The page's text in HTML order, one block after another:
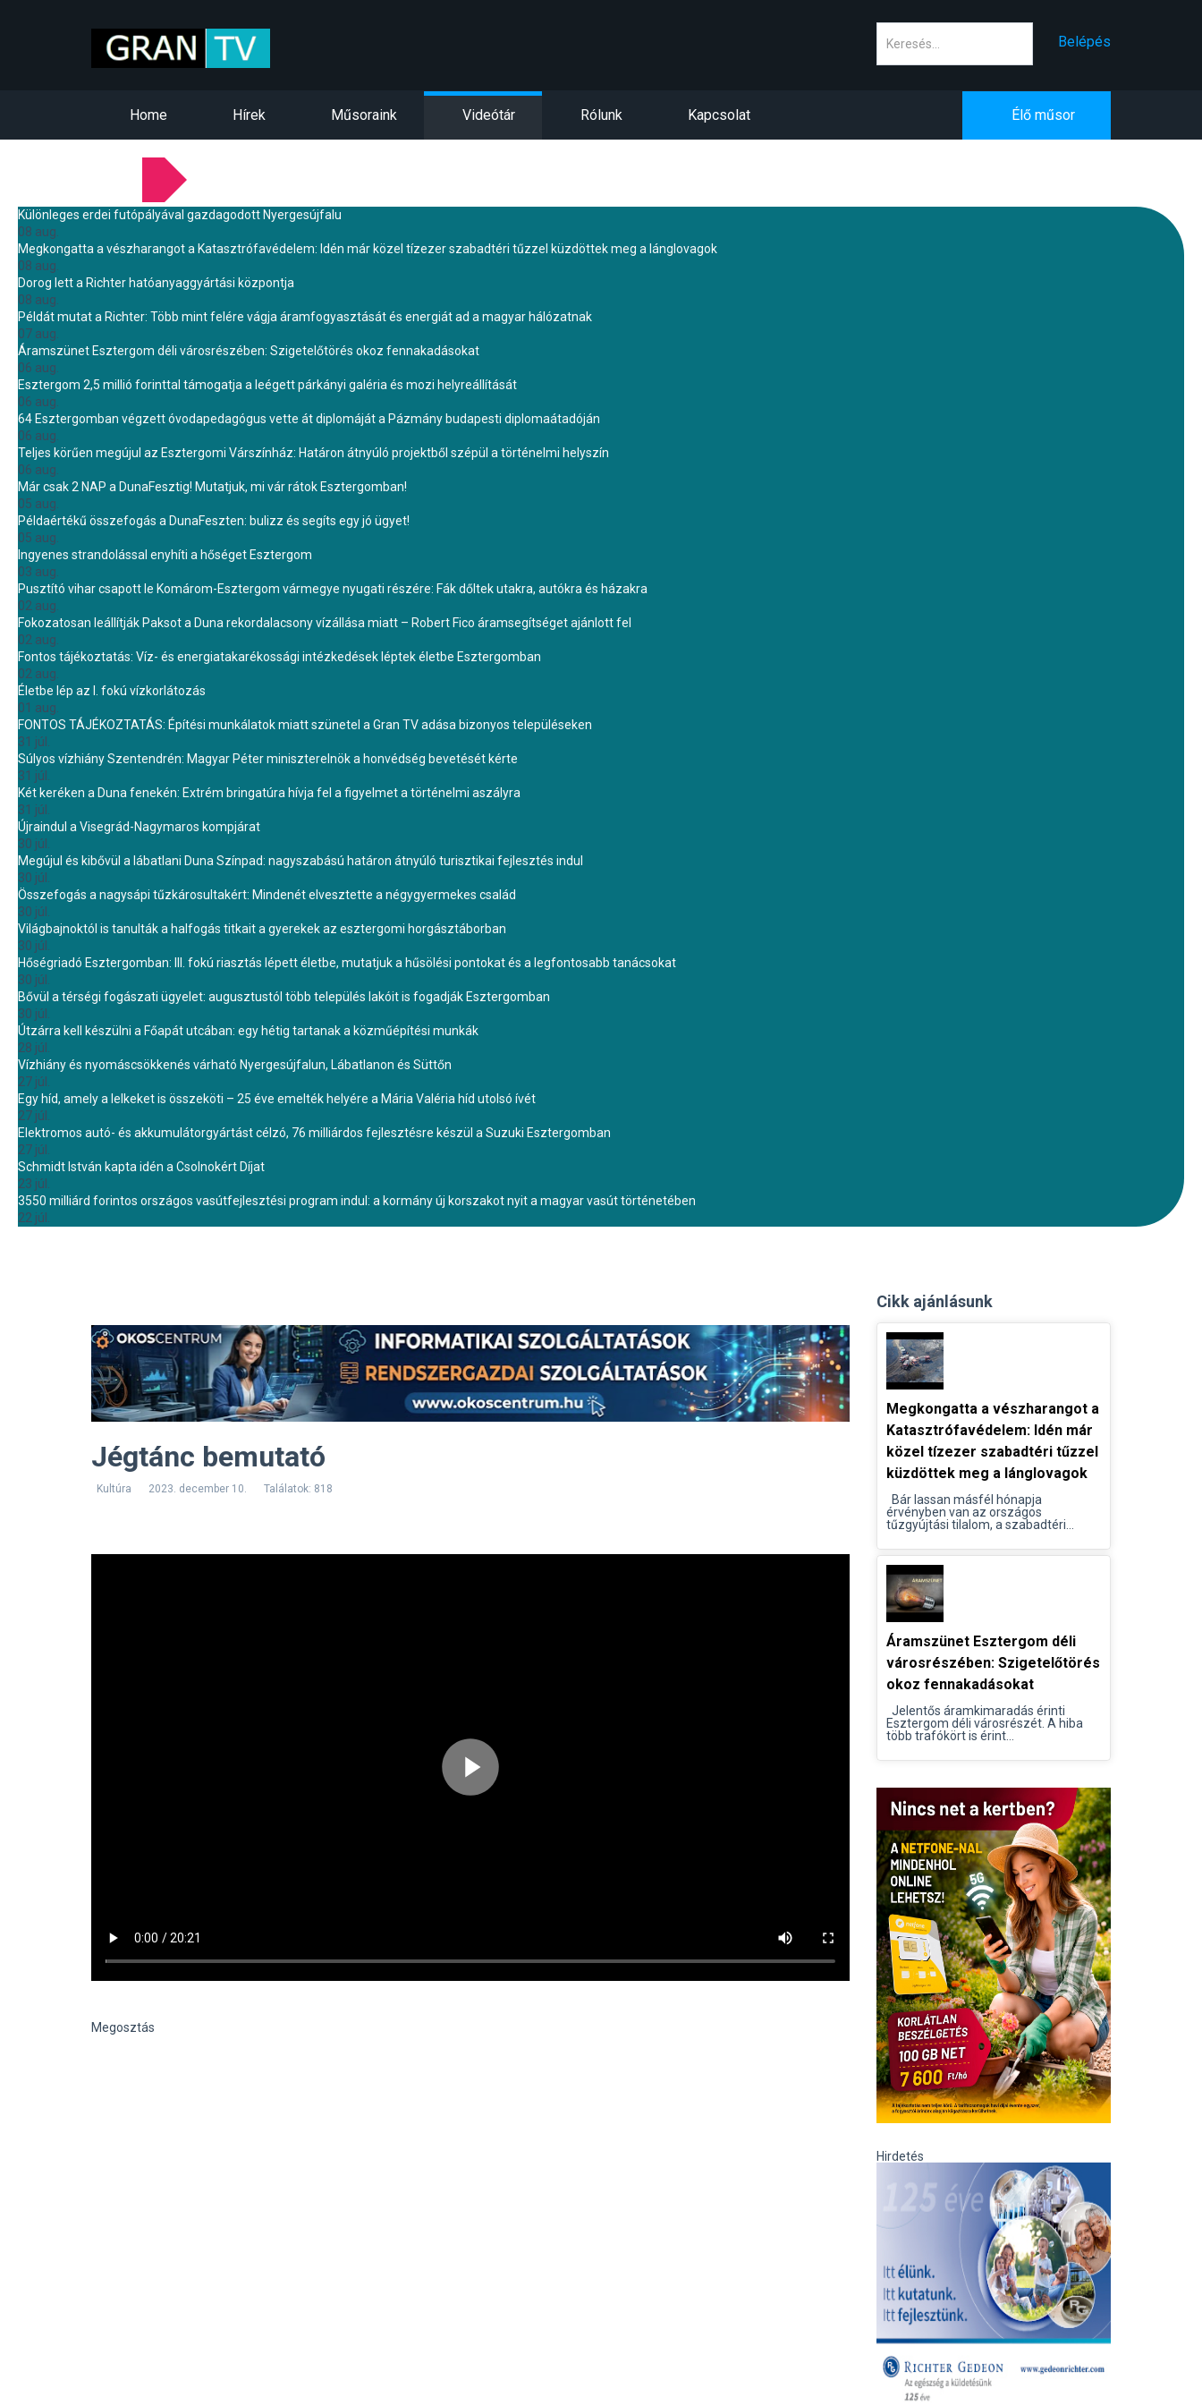
Belépés
Home Hírek Műsoraink Videótár Rólunk Kapcsolat Élő műsor
Különleges erdei futópályával gazdagodott Nyergesújfalu
08 aug.
Megkongatta a vészharangot a Katasztrófavédelem: Idén már közel tízezer szabadtéri tűzzel küzdöttek meg a lánglovagok
08 aug.
Dorog lett a Richter hatóanyaggyártási központja
08 aug.
Példát mutat a Richter: Több mint felére vágja áramfogyasztását és energiát ad a magyar hálózatnak
07 aug.
Áramszünet Esztergom déli városrészében: Szigetelőtörés okoz fennakadásokat
06 aug.
Esztergom 2,5 millió forinttal támogatja a leégett párkányi galéria és mozi helyreállítását
06 aug.
64 Esztergomban végzett óvodapedagógus vette át diplomáját a Pázmány budapesti diplomaátadóján
06 aug.
Teljes körűen megújul az Esztergomi Várszínház: Határon átnyúló projektből szépül a történelmi helyszín
06 aug.
Már csak 2 NAP a DunaFesztig! Mutatjuk, mi vár rátok Esztergomban!
05 aug.
Példaértékű összefogás a DunaFeszten: bulizz és segíts egy jó ügyet!
05 aug.
Ingyenes strandolással enyhíti a hőséget Esztergom
03 aug.
Pusztító vihar csapott le Komárom-Esztergom vármegye nyugati részére: Fák dőltek utakra, autókra és házakra
02 aug.
Fokozatosan leállítják Paksot a Duna rekordalacsony vízállása miatt – Robert Fico áramsegítséget ajánlott fel
02 aug.
Fontos tájékoztatás: Víz- és energiatakarékossági intézkedések léptek életbe Esztergomban
02 aug.
Életbe lép az I. fokú vízkorlátozás
01 aug.
FONTOS TÁJÉKOZTATÁS: Építési munkálatok miatt szünetel a Gran TV adása bizonyos településeken
31 júl.
Súlyos vízhiány Szentendrén: Magyar Péter miniszterelnök a honvédség bevetését kérte
31 júl.
Két keréken a Duna fenekén: Extrém bringatúra hívja fel a figyelmet a történelmi aszályra
31 júl.
Újraindul a Visegrád-Nagymaros kompjárat
30 júl.
Megújul és kibővül a lábatlani Duna Színpad: nagyszabású határon átnyúló turisztikai fejlesztés indul
30 júl.
Összefogás a nagysápi tűzkárosultakért: Mindenét elvesztette a négygyermekes család
30 júl.
Világbajnoktól is tanulták a halfogás titkait a gyerekek az esztergomi horgásztáborban
30 júl.
Hőségriadó Esztergomban: III. fokú riasztás lépett életbe, mutatjuk a hűsölési pontokat és a legfontosabb tanácsokat
30 júl.
Bővül a térségi fogászati ügyelet: augusztustól több település lakóit is fogadják Esztergomban
30 júl.
Útzárra kell készülni a Főapát utcában: egy hétig tartanak a közműépítési munkák
28 júl.
Vízhiány és nyomáscsökkenés várható Nyergesújfalun, Lábatlanon és Süttőn
27 júl.
Egy híd, amely a lelkeket is összeköti – 25 éve emelték helyére a Mária Valéria híd utolsó ívét
27 júl.
Elektromos autó- és akkumulátorgyártást célzó, 76 milliárdos fejlesztésre készül a Suzuki Esztergomban
27 júl.
Schmidt István kapta idén a Csolnokért Díjat
23 júl.
3550 milliárd forintos országos vasútfejlesztési program indul: a kormány új korszakot nyit a magyar vasút történetében
22 júl.
Jégtánc bemutató
Kultúra 2023. december 10. Találatok: 818
Megosztás
Cikk ajánlásunk
Megkongatta a vészharangot a
Katasztrófavédelem: Idén már
közel tízezer szabadtéri tűzzel
küzdöttek meg a lánglovagok
Bár lassan másfél hónapja
érvényben van az országos
tűzgyújtási tilalom, a szabadtéri...
Áramszünet Esztergom déli
városrészében: Szigetelőtörés
okoz fennakadásokat
Jelentős áramkimaradás érinti
Esztergom déli városrészét. A hiba
több trafókört is érint...
Hirdetés